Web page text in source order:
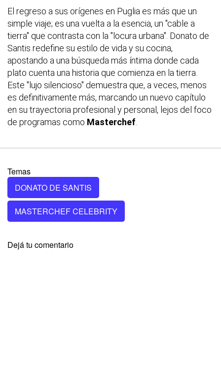
El regreso a sus orígenes en Puglia es más que un
simple viaje; es una vuelta a la esencia, un "cable a
tierra" que contrasta con la "locura urbana". Donato de
Santis redefine su estilo de vida y su cocina,
apostando a una búsqueda más íntima donde cada
plato cuenta una historia que comienza en la tierra.
Este "lujo silencioso" demuestra que, a veces, menos
es definitivamente más, marcando un nuevo capítulo
en su trayectoria profesional y personal, lejos del foco
de programas como Masterchef
Temas
DONATO DE SANTIS
MASTERCHEF CELEBRITY
Dejá tu comentario